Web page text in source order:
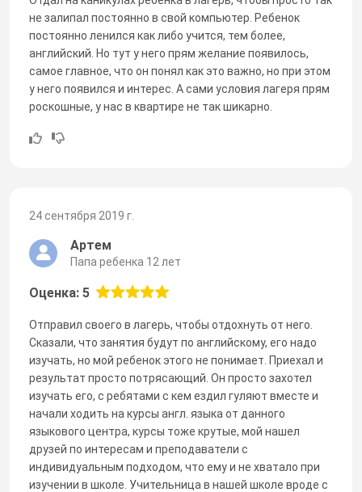
не залипал постоянно в свой компьютер. Ребенок
постоянно ленился как либо учится, тем более,
английский. Но тут у него прям желание появилось,
самое главное, что он понял как это важно, но при этом
у него появился и интерес. А сами условия лагеря прям
роскошные, у нас в квартире не так шикарно.
24 сентября 2019 г.
Артем
Папа ребенка 12 лет
Оценка: 5
Отправил своего в лагерь, чтобы отдохнуть от него.
Сказали, что занятия будут по английскому, его надо
изучать, но мой ребенок этого не понимает. Приехал и
результат просто потрясающий. Он просто захотел
изучать его, с ребятами с кем ездил гуляют вместе и
начали ходить на курсы англ. языка от данного
языкового центра, курсы тоже крутые, мой нашел
друзей по интересам и преподаватели с
индивидуальным подходом, что ему и не хватало при
изучении в школе. Учительница в нашей школе вроде с